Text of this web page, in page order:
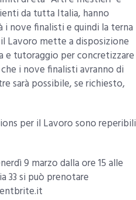
da tutta Italia, hanno
i nove finalisti e quindi la terna
Lavoro mette a disposizione
e tutoraggio per concretizzare
i nove finalisti avranno di
sarà possibile, se richiesto,
per il Lavoro sono reperibili
9 marzo dalla ore 15 alle
33 si può prenotare